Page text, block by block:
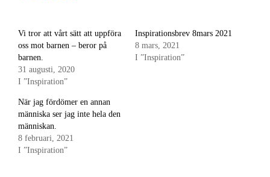
(Öppnas
ett
nytt
fönster)
(Öppnas
ett
fönster)
Vi tror att vårt sätt att uppföra
oss mot barnen – beror på
barnen.
31 augusti, 2020
I ”Inspiration”
Inspirationsbrev 8mars 2021
8 mars, 2021
I ”Inspiration”
När jag fördömer en annan
människa ser jag inte hela den
människan.
8 februari, 2021
I ”Inspiration”